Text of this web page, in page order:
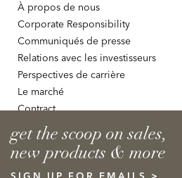
À propos de nous
Corporate Responsibility
Communiqués de presse
Relations avec les investisseurs
Perspectives de carrière
Le marché
Contract
Besoin d'aide?
get the scoop on sales,
new products & more